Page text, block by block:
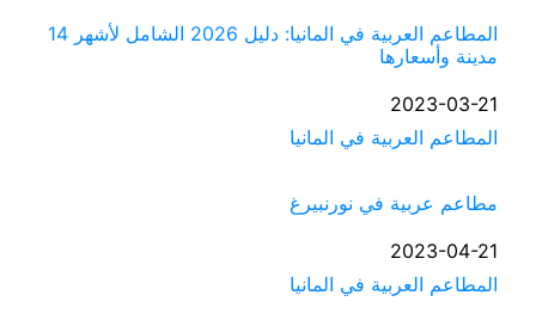
المطاعم العربية في المانيا: دليل 2026 الشامل لأشهر 14
مدينة وأسعارها
التاريخ
2023-03-21
في ما يتعلق بما يأتي
المطاعم العربية في المانيا
مطاعم عربية في نورنبيرغ
التاريخ
2023-04-21
في ما يتعلق بما يأتي
المطاعم العربية في المانيا